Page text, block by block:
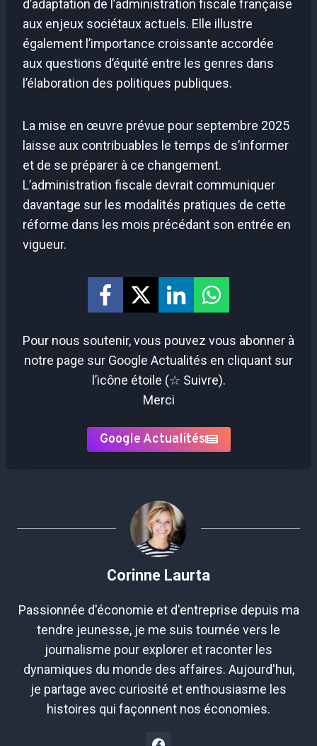
d’adaptation de l’administration fiscale française
aux enjeux sociétaux actuels. Elle illustre
également l’importance croissante accordée
aux questions d’équité entre les genres dans
l’élaboration des politiques publiques.
La mise en œuvre prévue pour septembre 2025
laisse aux contribuables le temps de s’informer
et de se préparer à ce changement.
L’administration fiscale devrait communiquer
davantage sur les modalités pratiques de cette
réforme dans les mois précédant son entrée en
vigueur.
Pour nous soutenir, vous pouvez vous abonner à
notre page sur Google Actualités en cliquant sur
l’icône étoile (☆ Suivre).
Merci
Google Actualités
Corinne Laurta
Passionnée d'économie et d'entreprise depuis ma
tendre jeunesse, je me suis tournée vers le
journalisme pour explorer et raconter les
dynamiques du monde des affaires. Aujourd'hui,
je partage avec curiosité et enthousiasme les
histoires qui façonnent nos économies.